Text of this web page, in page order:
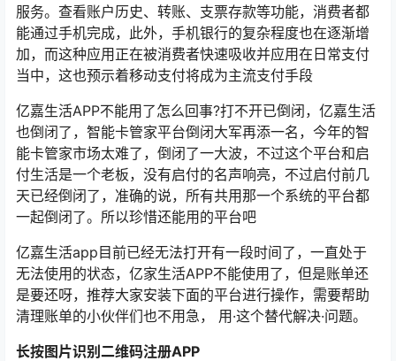
服务。查看账户历史、转账、支票存款等功能，消费者都
能通过手机完成，此外，手机银行的复杂程度也在逐渐增
加，而这种应用正在被消费者快速吸收并应用在日常支付
当中，这也预示着移动支付将成为主流支付手段
亿嘉生活APP不能用了怎么回事?打不开已倒闭，亿嘉生活
也倒闭了，智能卡管家平台倒闭大军再添一名，今年的智
能卡管家市场太难了，倒闭了一大波，不过这个平台和启
付生活是一个老板，没有启付的名声响亮，不过启付前几
天已经倒闭了，准确的说，所有共用那一个系统的平台都
一起倒闭了。所以珍惜还能用的平台吧
亿嘉生活app目前已经无法打开有一段时间了，一直处于
无法使用的状态，亿家生活APP不能使用了，但是账单还
是要还呀，推荐大家安装下面的平台进行操作，需要帮助
清理账单的小伙伴们也不用急， 用·这个替代解决·问题。
长按图片识别二维码注册APP